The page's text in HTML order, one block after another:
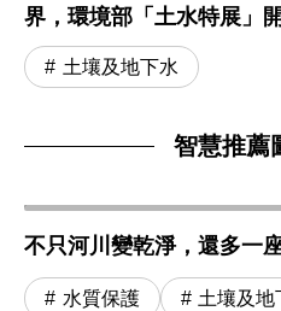
界，環境部「土水特展」
土壤及地下水
智慧推薦
不只河川變乾淨，還多一
水質保護 土壤及地